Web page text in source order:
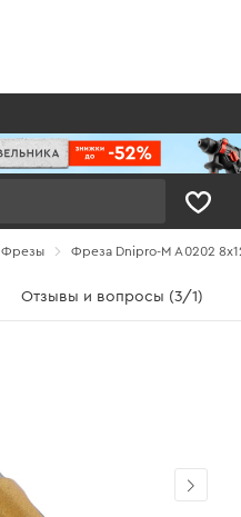
Фрезы Фреза Dnipro-M А0202
Отзывы и вопросы (3/1)